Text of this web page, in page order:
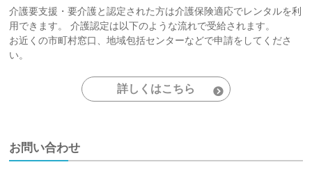
介護要支援・要介護と認定された方は介護保険適応でレンタルを利
用できます。
介護認定は以下のような流れで受給されます。
お近くの市町村窓口、地域包括センターなどで申請をしてくださ
い。
詳しくはこちら
お問い合わせ